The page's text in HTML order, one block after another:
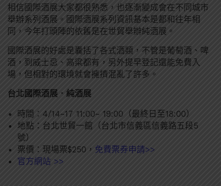
相信國際酒展大家都很熟悉，也逐漸變成會在不同城市
舉辦系列酒展。國際酒展系列資訊基本是都和往年相
同，今年打頭陣的依舊是在世貿舉辦純酒展。
國際酒展的好處是囊括了各式酒類，不管是葡萄酒、啤
酒，到威士忌、高粱都有，另外提早登記還能免費入
場，但相對的環境就會擁擠混亂了許多。
台北國際酒展．純酒展
時間：4/14~17 11:00~ 19:00（最終日至18:00）
地點：台北世貿一館（台北市信義區信義路五段5
號）
票價：現場票$250， 免費票券申請>>
官方網站 >>